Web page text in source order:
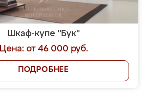
Шкаф-купе "Бук"
Цена: от 46 000 руб.
ПОДРОБНЕЕ